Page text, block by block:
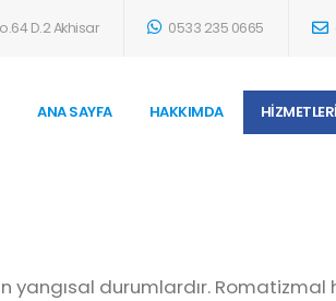
D.2 Akhisar 0533 235 0665
ANA SAYFA HAKKIMDA
durumlardır. Romatizmal